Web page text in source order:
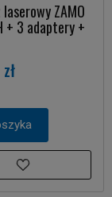
ZAMO
+ 3 adaptery +